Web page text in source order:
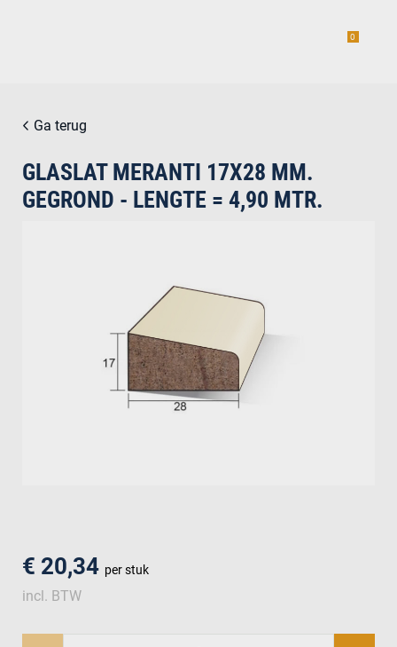
0
Ga terug
€ 20,34 per stuk
incl. BTW
GLASLAT MERANTI 17X28 MM.
GEGROND - LENGTE = 4,90 MTR.